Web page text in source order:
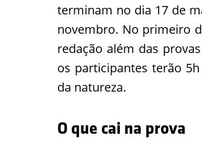
terminam no dia 17 de
novembro. No primeiro
redação além das
os participantes terão
da natureza.
O que cai na prova